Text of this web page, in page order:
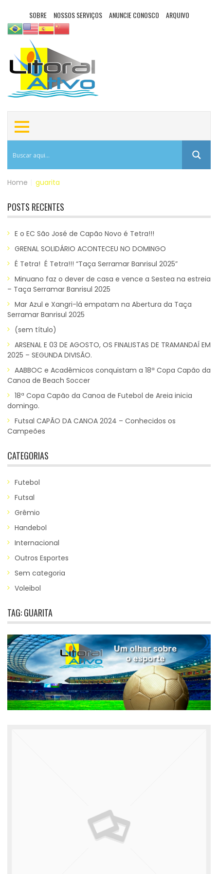
SOBRE NOSSOS SERVIÇOS ANUNCIE CONOSCO ARQUIVO
Home guarita
POSTS RECENTES
E o EC São José de Capão Novo é Tetra!!!
GRENAL SOLIDÁRIO ACONTECEU NO DOMINGO
É Tetra! É Tetra!!! “Taça Serramar Banrisul 2025”
Minuano faz o dever de casa e vence a Sestea na estreia
– Taça Serramar Banrisul 2025
Mar Azul e Xangri-lá empatam na Abertura da Taça
Serramar Banrisul 2025
(sem título)
ARSENAL E 03 DE AGOSTO, OS FINALISTAS DE TRAMANDAÍ EM
2025 – SEGUNDA DIVISÃO.
AABBOC e Acadêmicos conquistam a 18ª Copa Capão da
Canoa de Beach Soccer
18ª Copa Capão da Canoa de Futebol de Areia inicia
domingo.
Futsal CAPÃO DA CANOA 2024 – Conhecidos os
Campeões
CATEGORIAS
Futebol
Futsal
Grêmio
Handebol
Internacional
Outros Esportes
Sem categoria
Voleibol
TAG:GUARITA